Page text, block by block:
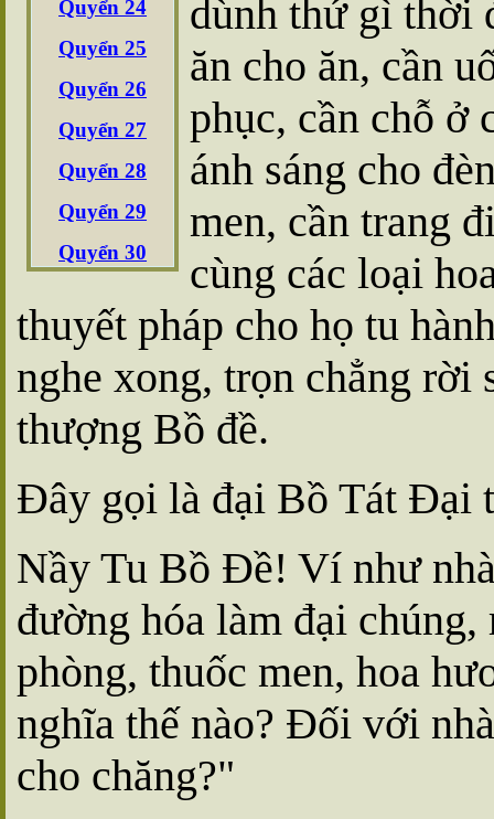
Quyển 24
Quyển 25
Quyển 26
Quyển 27
Quyển 28
Quyển 29
Quyển 30
dùnh thứ gì thời
ăn cho ăn, cần
phục, cần chỗ ở
ánh sáng cho
men, cần trang
cùng các loại
thuyết pháp cho họ tu
nghe xong, trọn chẳng rời
thượng Bồ đề.
Ðây gọi là đại Bồ Tát Ðại
Nầy Tu Bồ Ðề! Ví như
đường hóa làm đại
phòng, thuốc men, hoa
nghĩa thế nào? Ðối với
cho chăng?"